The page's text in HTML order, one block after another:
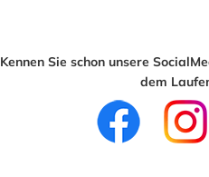
Kennen Sie schon unsere
dem